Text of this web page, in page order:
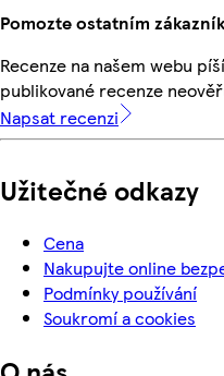
Pomozte ostatním
Recenze na našem webu
publikované recenze
Napsat recenzi
Užitečné odkazy
Cena
Nakupujte online
Podmínky používání
Soukromí a cookies